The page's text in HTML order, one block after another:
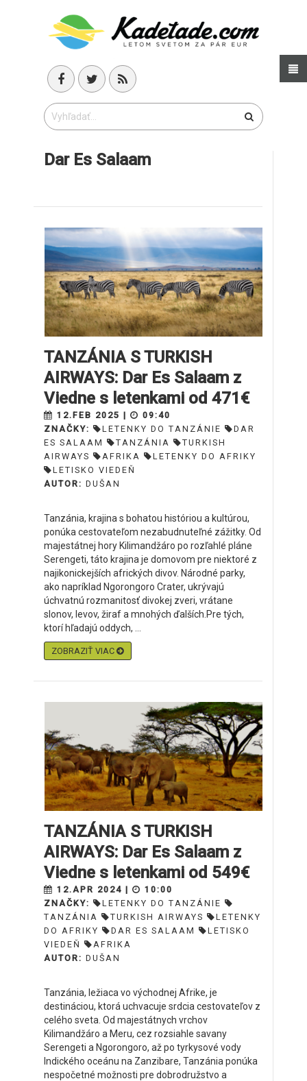
Dar Es Salaam
TANZÁNIA S TURKISH
AIRWAYS: Dar Es Salaam z
Viedne s letenkami od 471€
12.FEB 2025 |
09:40
ZNAČKY:
LETENKY DO TANZÁNIE
DAR
ES SALAAM
TANZÁNIA
TURKISH
AIRWAYS
AFRIKA
LETENKY DO AFRIKY
LETISKO VIEDEŇ
AUTOR: DUŠAN
Tanzánia, krajina s bohatou históriou a kultúrou,
ponúka cestovateľom nezabudnuteľné zážitky. Od
majestátnej hory Kilimandžáro po rozľahlé pláne
Serengeti, táto krajina je domovom pre niektoré z
najikonickejších afrických divov. Národné parky,
ako napríklad Ngorongoro Crater, ukrývajú
úchvatnú rozmanitosť divokej zveri, vrátane
slonov, levov, žiraf a mnohých ďalších.Pre tých,
ktorí hľadajú oddych, ...
ZOBRAZIŤ VIAC
TANZÁNIA S TURKISH
AIRWAYS: Dar Es Salaam z
Viedne s letenkami od 549€
12.APR 2024 |
10:00
ZNAČKY:
LETENKY DO TANZÁNIE
TANZÁNIA
TURKISH AIRWAYS
LETENKY
DO AFRIKY
DAR ES SALAAM
LETISKO
VIEDEŇ
AFRIKA
AUTOR: DUŠAN
Tanzánia, ležiaca vo východnej Afrike, je
destináciou, ktorá uchvacuje srdcia cestovateľov z
celého sveta. Od majestátnych vrchov
Kilimandžáro a Meru, cez rozsiahle savany
Serengeti a Ngorongoro, až po tyrkysové vody
Indického oceánu na Zanzibare, Tanzánia ponúka
nespočetné možnosti pre dobrodružstvo a